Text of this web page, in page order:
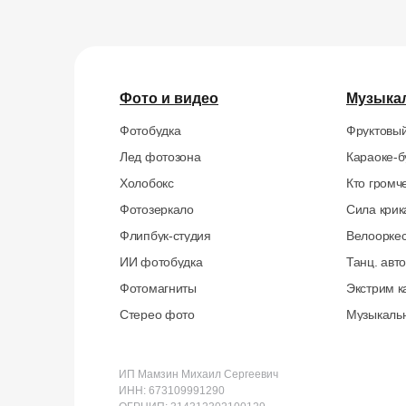
Фото и видео
Фотобудка
Лед фотозона
Холобокс
Фотозеркало
Флипбук-студия
ИИ фотобудка
Фотомагниты
Стерео фото
Караоке-
Кто
Сила
Танц.
Экстрим
ИП Мамзин Михаил Сергеевич
ИНН: 673109991290